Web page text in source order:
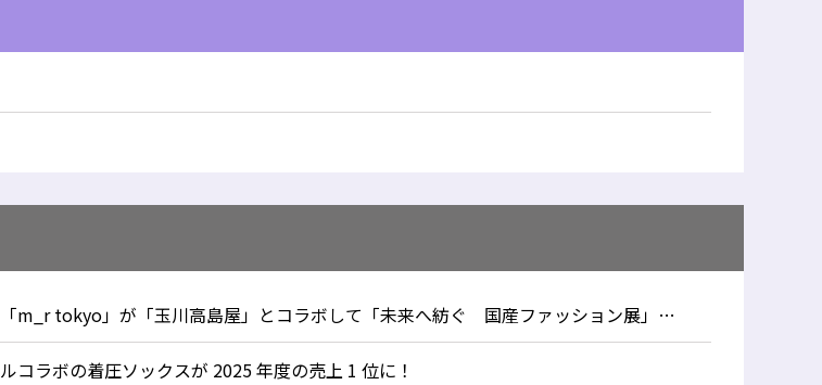
被服・吉井ゼミの「m_r tokyo」が「玉川高島屋」とコラボして「未来へ紡ぐ 国産ファッション展」を開催。4月29日～5月5日
コラボの着圧ソックスが 2025 年度の売上 1 位に！